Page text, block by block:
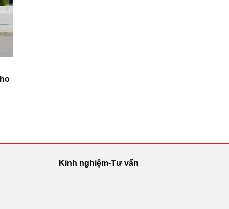
Kinh nghiệm-Tư vấn